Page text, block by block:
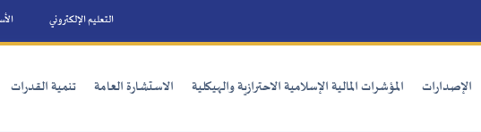
التعليم الإلكتروني
الإصدارات المؤشرات المالية الإسلامية الاحترازية والهيكلية الاستشارة العامة تنمية القدرات